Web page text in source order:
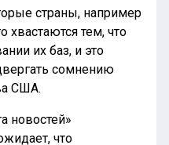
страны, например
хвастаются тем, что
их баз, и это
сомнению
США.
новостей»
что